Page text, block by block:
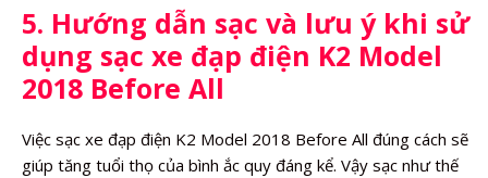
5. Hướng dẫn sạc và lưu ý khi sử
dụng sạc xe đạp điện K2 Model
2018 Before All
Việc sạc xe đạp điện K2 Model 2018 Before All đúng cách sẽ
giúp tăng tuổi thọ của bình ắc quy đáng kể. Vậy sạc như thế